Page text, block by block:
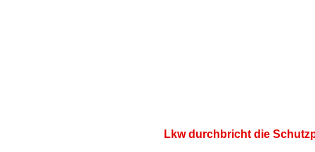
Lkw durchbricht die